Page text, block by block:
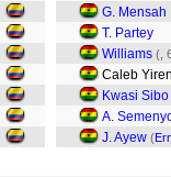
G. Mensah
T. Partey
Williams ( ,
Caleb
Kwasi Sibo
A.
J. Ayew (